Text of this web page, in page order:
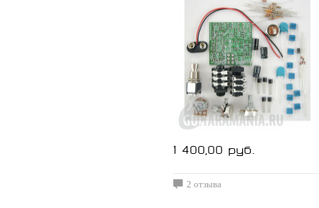
1 400,00 руб.
2 отзыва